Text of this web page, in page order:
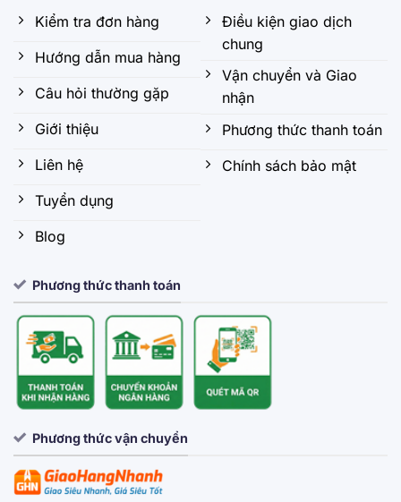
Kiểm tra đơn hàng
Hướng dẫn mua hàng
Câu hỏi thường gặp
Giới thiệu
Liên hệ
Tuyển dụng
Blog
Điều kiện giao dịch
chung
Vận chuyển và Giao
nhận
Phương thức thanh toán
Chính sách bảo mật
Phương thức thanh toán
Phương thức vận chuyển